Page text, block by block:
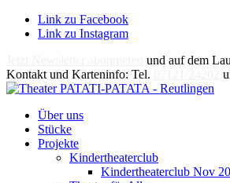
Link zu Facebook
Link zu Instagram
und auf dem
Kontakt und Karteninfo: Tel.
Über uns
Stücke
Projekte
Kindertheaterclub
Kindertheaterclub Nov